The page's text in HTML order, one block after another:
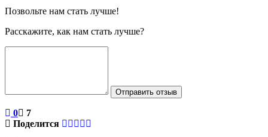
Позвольте нам стать лучше!
Расскажите, как нам стать лучше?
Отправить отзыв
0
7
Поделится